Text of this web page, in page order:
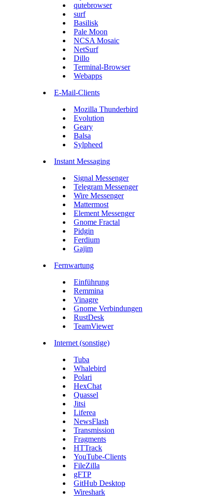
qutebrowser
surf
Basilisk
Pale Moon
NCSA Mosaic
NetSurf
Dillo
Terminal-Browser
Webapps
E-Mail-Clients
Mozilla Thunderbird
Evolution
Geary
Balsa
Sylpheed
Instant Messaging
Signal Messenger
Telegram Messenger
Wire Messenger
Mattermost
Element Messenger
Gnome Fractal
Pidgin
Ferdium
Gajim
Fernwartung
Einführung
Remmina
Vinagre
Gnome Verbindungen
RustDesk
TeamViewer
Internet (sonstige)
Tuba
Whalebird
Polari
HexChat
Quassel
Jitsi
Liferea
NewsFlash
Transmission
Fragments
HTTrack
YouTube-Clients
FileZilla
gFTP
GitHub Desktop
Wireshark